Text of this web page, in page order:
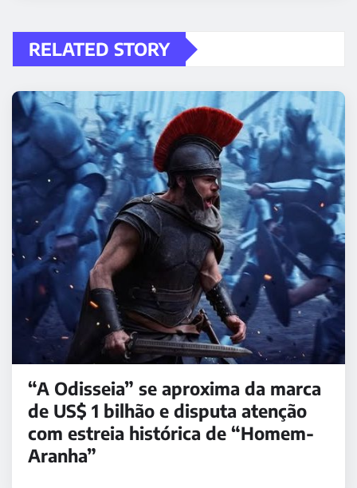
RELATED STORY
“A Odisseia” se aproxima da marca
de US$ 1 bilhão e disputa atenção
com estreia histórica de “Homem-
Aranha”